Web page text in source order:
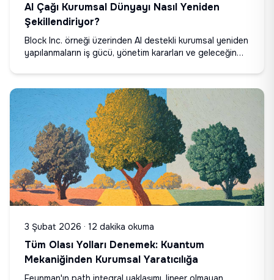
AI Çağı Kurumsal Dünyayı Nasıl Yeniden
Şekillendiriyor?
Block Inc. örneği üzerinden AI destekli kurumsal yeniden
yapılanmaların iş gücü, yönetim kararları ve geleceğin
3 Şubat 2026 · 12 dakika okuma
Tüm Olası Yolları Denemek: Kuantum
Mekaniğinden Kurumsal Yaratıcılığa